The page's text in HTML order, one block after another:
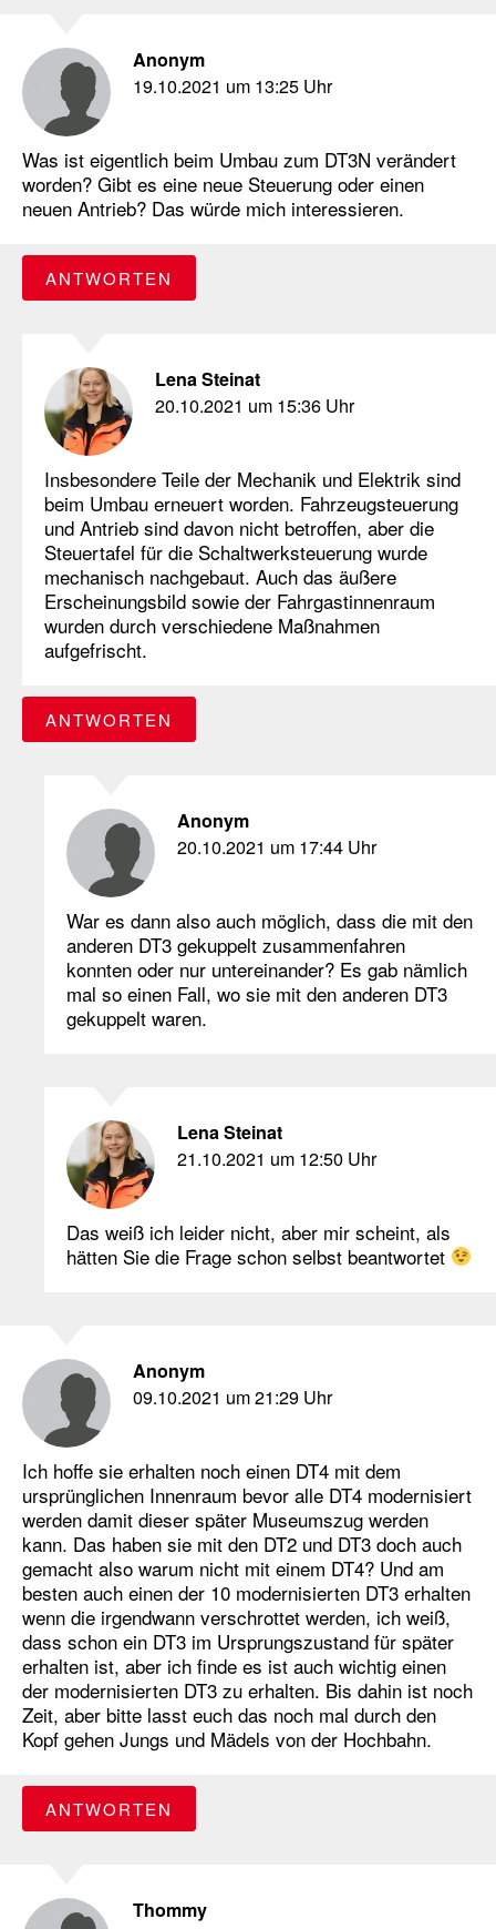
Anonym
19.10.2021 um 13:25 Uhr
Was ist eigentlich beim Umbau zum DT3N verändert
worden? Gibt es eine neue Steuerung oder einen
neuen Antrieb? Das würde mich interessieren.
ANTWORTEN
Lena Steinat
20.10.2021 um 15:36 Uhr
Insbesondere Teile der Mechanik und Elektrik sind
beim Umbau erneuert worden. Fahrzeugsteuerung
und Antrieb sind davon nicht betroffen, aber die
Steuertafel für die Schaltwerksteuerung wurde
mechanisch nachgebaut. Auch das äußere
Erscheinungsbild sowie der Fahrgastinnenraum
wurden durch verschiedene Maßnahmen
aufgefrischt.
ANTWORTEN
Anonym
20.10.2021 um 17:44 Uhr
War es dann also auch möglich, dass die mit den
anderen DT3 gekuppelt zusammenfahren
konnten oder nur untereinander? Es gab nämlich
mal so einen Fall, wo sie mit den anderen DT3
gekuppelt waren.
Lena Steinat
21.10.2021 um 12:50 Uhr
Das weiß ich leider nicht, aber mir scheint, als
hätten Sie die Frage schon selbst beantwortet
Anonym
09.10.2021 um 21:29 Uhr
Ich hoffe sie erhalten noch einen DT4 mit dem
ursprünglichen Innenraum bevor alle DT4 modernisiert
werden damit dieser später Museumszug werden
kann. Das haben sie mit den DT2 und DT3 doch auch
gemacht also warum nicht mit einem DT4? Und am
besten auch einen der 10 modernisierten DT3 erhalten
wenn die irgendwann verschrottet werden, ich weiß,
dass schon ein DT3 im Ursprungszustand für später
erhalten ist, aber ich finde es ist auch wichtig einen
der modernisierten DT3 zu erhalten. Bis dahin ist noch
Zeit, aber bitte lasst euch das noch mal durch den
Kopf gehen Jungs und Mädels von der Hochbahn.
ANTWORTEN
Thommy